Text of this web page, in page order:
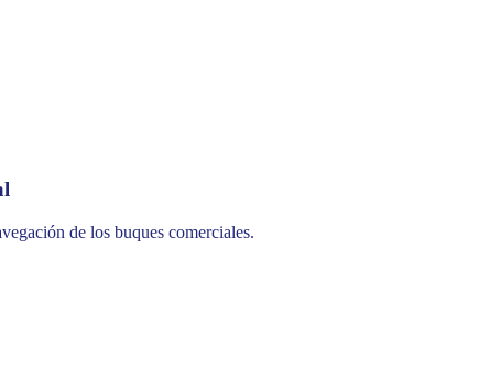
de los buques comerciales.